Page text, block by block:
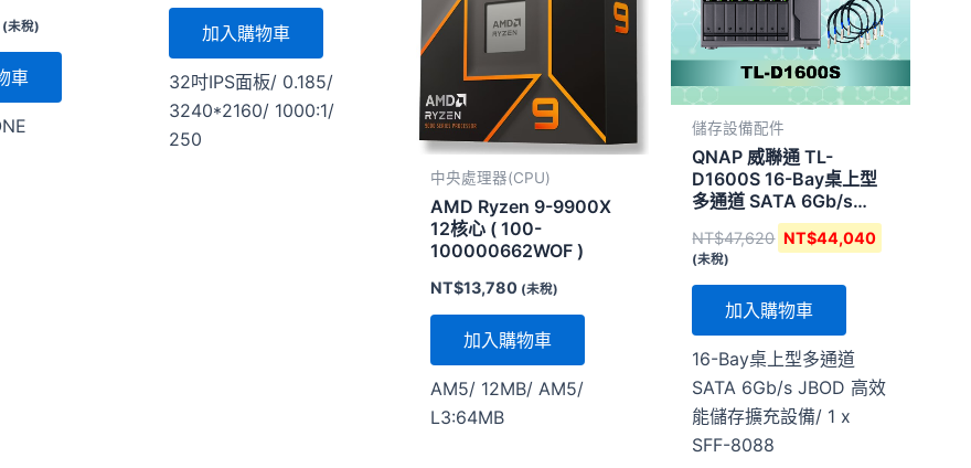
(未稅)
車
加入購物車
32吋IPS面板/ 0.185/
3240*2160/ 1000:1/
250
中央處理器(CPU)
AMD Ryzen 9-9900X
12核心 ( 100-
100000662WOF )
NT$13,780 (未稅)
加入購物車
AM5/ 12MB/ AM5/
L3:64MB
儲存設備配件
QNAP 威聯通 TL-
D1600S 16-Bay桌上型
多通道 SATA 6Gb/s
JBOD 高效能儲存擴充設
備
NT$47,620 NT$44,040
(未稅)
加入購物車
16-Bay桌上型多通道
SATA 6Gb/s JBOD 高效
能儲存擴充設備/ 1 x
SFF-8088